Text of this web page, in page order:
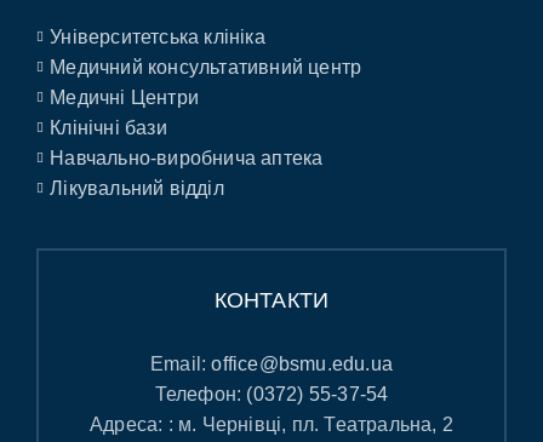
Університетська клініка
Медичний консультативний центр
Медичні Центри
Клінічні бази
Навчально-виробнича аптека
Лікувальний відділ
КОНТАКТИ
Email:office@bsmu.edu.ua
Телефон: (0372) 55-37-54
Адреса: : м. Чернівці, пл. Театральна, 2